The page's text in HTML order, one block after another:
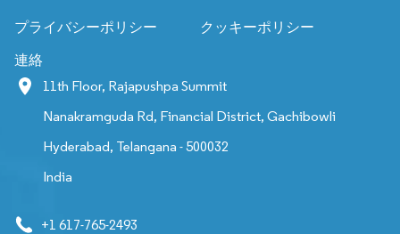
プライバシーポリシー クッキーポリシー
連絡
11th Floor, Rajapushpa Summit
Nanakramguda Rd, Financial District, Gachibowli
Hyderabad, Telangana - 500032
India
+1 617-765-2493